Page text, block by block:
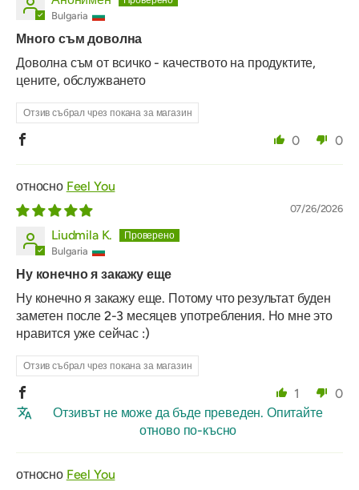
Bulgaria
Много съм доволна
Доволна съм от всичко - качеството на продуктите,
цените, обслужването
Отзив събрал чрез покана за магазин
0 0
Feel You
07/26/2026
Liudmila K.
Bulgaria
Ну конечно я закажу еще
Ну конечно я закажу еще. Потому что результат буден
заметен после 2-3 месяцев употребления. Но мне это
нравится уже сейчас :)
Отзив събрал чрез покана за магазин
1
0
Отзивът не може да бъде преведен. Опитайте
отново по-късно
Feel You